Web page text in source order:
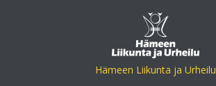
Hämeen Liikunta ja Urheilu